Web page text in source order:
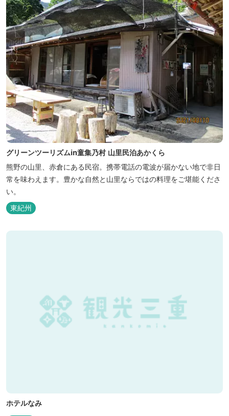
グリーンツーリズムin童集乃村 山里民泊あかくら
熊野の山里、赤倉にある民宿。携帯電話の電波が届かない地で非日
常を味わえます。豊かな自然と山里ならではの料理をご堪能くださ
い。
東紀州
ホテルなみ